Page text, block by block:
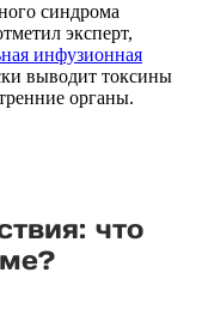
синдрома
эксперт,
инфузионная
выводит токсины
органы.
что